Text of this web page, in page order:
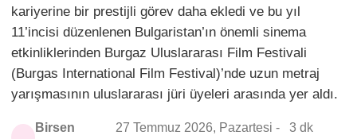
kariyerine bir prestijli görev daha ekledi ve bu yıl
11’incisi düzenlenen Bulgaristan’ın önemli sinema
etkinliklerinden Burgaz Uluslararası Film Festivali
(Burgas International Film Festival)’nde uzun metraj
yarışmasının uluslararası jüri üyeleri arasında yer aldı.
Birsen
27 Temmuz 2026, Pazartesi -
3 dk